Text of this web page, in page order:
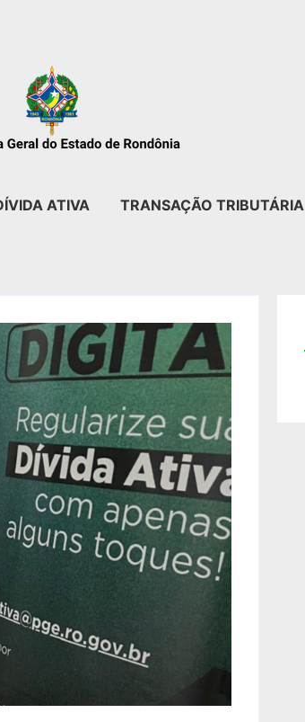
ATIVA TRANSAÇÃO TRIBUTÁRIA